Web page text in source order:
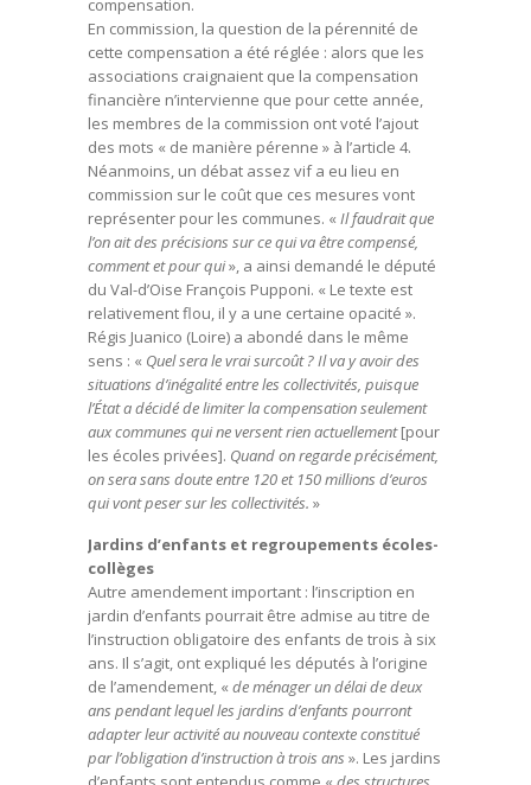
compensation.
En commission, la question de la pérennité de
cette compensation a été réglée : alors que les
associations craignaient que la compensation
financière n’intervienne que pour cette année,
les membres de la commission ont voté l’ajout
des mots « de manière pérenne » à l’article 4.
Néanmoins, un débat assez vif a eu lieu en
commission sur le coût que ces mesures vont
représenter pour les communes. « Il faudrait que
l’on ait des précisions sur ce qui va être compensé,
comment et pour qui», a ainsi demandé le député
du Val-d’Oise François Pupponi. « Le texte est
relativement flou, il y a une certaine opacité ».
Régis Juanico (Loire) a abondé dans le même
sens : « Quel sera le vrai surcoût ? Il va y avoir des
situations d’inégalité entre les collectivités, puisque
l’État a décidé de limiter la compensation seulement
aux communes qui ne versent rien actuellement[pour
les écoles privées]. Quand on regarde précisément,
on sera sans doute entre 120 et 150 millions d’euros
qui vont peser sur les collectivités. »
Jardins d’enfants et regroupements écoles-
collèges
Autre amendement important : l’inscription en
jardin d’enfants pourrait être admise au titre de
l’instruction obligatoire des enfants de trois à six
ans. Il s’agit, ont expliqué les députés à l’origine
de l’amendement, « de ménager un délai de deux
ans pendant lequel les jardins d’enfants pourront
adapter leur activité au nouveau contexte constitué
par l’obligation d’instruction à trois ans ». Les jardins